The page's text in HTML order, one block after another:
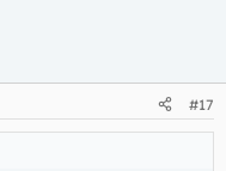
#17